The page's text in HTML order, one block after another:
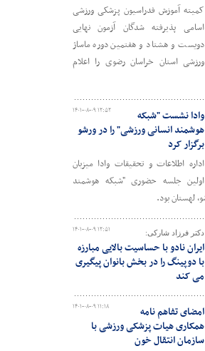
کمیته آموزش فدراسیون پزشکی ورزشی
اسامی پذیرفته شدگان آزمون نهایی
دویست و هشتاد و هفتمین دوره ماساژ
ورزشی استان خراسان رضوی را اعلام
۱۴۰۱-۰۸-۰۹ ۱۲:۵۲
وادا نشست "شبکه
هوشمند انسانی ورزشی" را در ورشو
برگزار کرد
اداره اطلاعات و تحقیقات وادا میزبان
اولین جلسه حضوری "شبکه هوشمند
۱۴۰۱-۰۸-۰۹ ۱۲:۵۱ دکتر فرزاد شارکی:
ایران نادو با حساسیت بالایی مبارزه
با دوپینگ را در بخش بانوان پیگیری
می کند
۱۴۰۱-۰۸-۰۹ ۱۱:۱۸
امضای تفاهم نامه
همکاری هیات پزشکی ورزشی با
سازمان انتقال خون